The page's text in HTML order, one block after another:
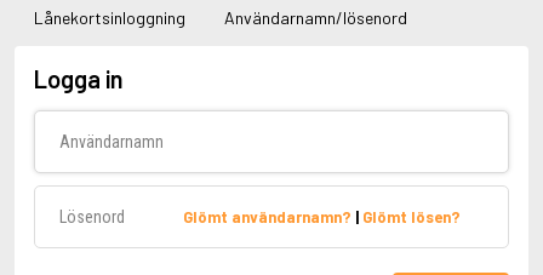
Lånekortsinloggning Användarnamn/lösenord
Logga in
Glömt användarnamn? | Glömt lösen?